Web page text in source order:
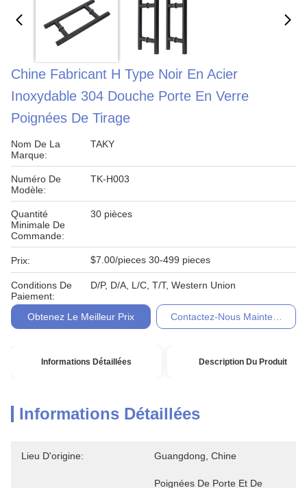
Chine Fabricant H Type Noir En Acier
Inoxydable 304 Douche Porte En Verre
Poignées De Tirage
Nom De La
Marque:
TAKY
Numéro De
Modèle:
TK-H003
Quantité
Minimale De
Commande:
30 pièces
Prix: $7.00/pieces 30-499 pieces
Conditions De
Paiement:
D/P, D/A, L/C, T/T, Western Union
Obtenez Le Meilleur Prix Contactez-Nous Maintenant
Informations Détaillées Description Du Produit
Informations Détaillées
Lieu D'origine: Guangdong, Chine
Poignées De Porte Et De